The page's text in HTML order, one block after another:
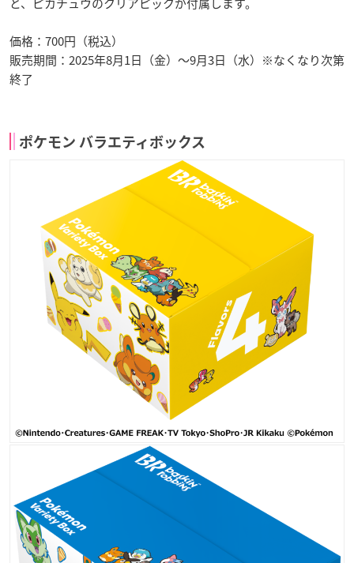
価格：700円（税込）
販売期間：2025年8月1日（金）～9月3日（水）※なくなり次第
終了
ポケモン バラエティボックス